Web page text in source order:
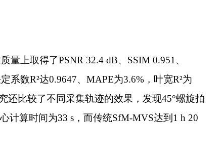
上取得了PSNR 32.4 dB、SSIM 0.951、
数R²达0.9647、MAPE为3.6%，叶宽R²为
还比较了不同采集轨迹的效果，发现45°螺旋拍
计算时间为33 s，而传统SfM-MVS达到1 h 20